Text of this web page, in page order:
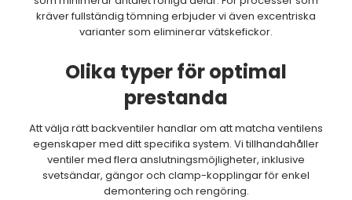
kräver fullständig tömning erbjuder vi även excentriska
varianter som eliminerar vätskefickor.
Olika typer för optimal
prestanda
Att välja rätt backventiler handlar om att matcha ventilens
egenskaper med ditt specifika system. Vi tillhandahåller
ventiler med flera anslutningsmöjligheter, inklusive
svetsändar, gängor och clamp-kopplingar för enkel
demontering och rengöring.